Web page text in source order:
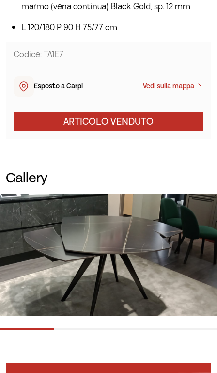
marmo (vena continua) Black Gold, sp. 12 mm
L 120/180 P 90 H 75/77 cm
Codice: TA1E7
Esposto a Carpi Vedi sulla mappa
ARTICOLO VENDUTO
Gallery